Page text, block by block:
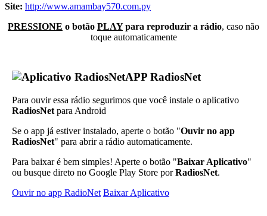
Site: http://www.amambay570.com.py
PRESSIONE o botão PLAYpara reproduzir a rádio, caso não
toque automaticamente
APP RadiosNet
Para ouvir essa rádio segurimos que você instale o aplicativo
RadiosNet para Android
Se o app já estiver instalado, aperte o botão "Ouvir no app
RadiosNet" para abrir a rádio automaticamente.
Para baixar é bem simples! Aperte o botão "Baixar Aplicativo"
ou busque direto no Google Play Store porRadiosNet.
Ouvir no app RadioNet Baixar Aplicativo